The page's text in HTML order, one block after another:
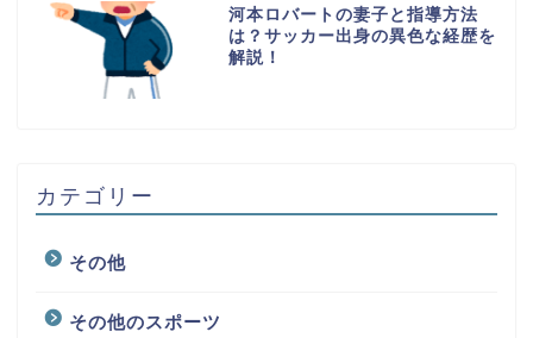
河本ロバートの妻子と指導方法
は？サッカー出身の異色な経歴を
解説！
カテゴリー
その他
その他のスポーツ